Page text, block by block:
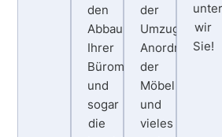
den
Abbau
Ihrer
Büromöbel
und
sogar
die
der
Umzugskisten,
Anordnung
der
Möbel
und
vieles
wir
Sie!